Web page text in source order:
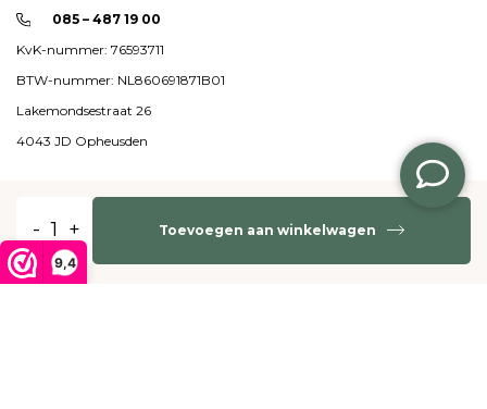
9,4
- + Toevoegen aan winkelwagen
085 – 487 19 00
KvK-nummer: 76593711
BTW-nummer: NL860691871B01
Lakemondsestraat 26
4043 JD Opheusden
Klantenservice
Mijn account